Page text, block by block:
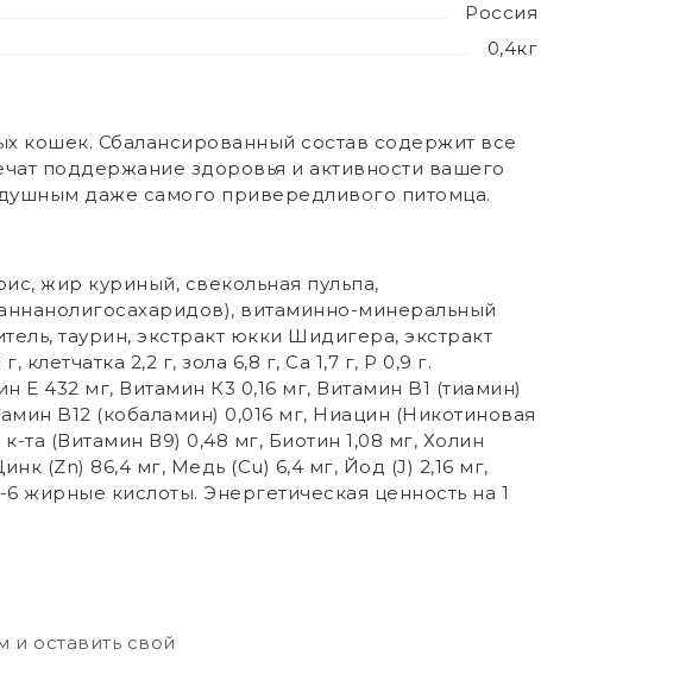
Россия
0,4кг
кошек. Сбалансированный состав содержит все
поддержание здоровья и активности вашего
даже самого привередливого питомца.
жир куриный, свекольная пульпа,
витаминно-минеральный
таурин, экстракт юкки Шидигера, экстракт
2,2 г, зола 6,8 г, Са 1,7 г, P 0,9 г.
432 мг, Витамин К3 0,16 мг, Витамин B1 (тиамин)
B12 (кобаламин) 0,016 мг, Ниацин (Никотиновая
та (Витамин В9) 0,48 мг, Биотин 1,08 мг, Холин
(Zn) 86,4 мг, Медь (Cu) 6,4 мг, Йод (J) 2,16 мг,
жирные кислоты. Энергетическая ценность на 1
оставить свой